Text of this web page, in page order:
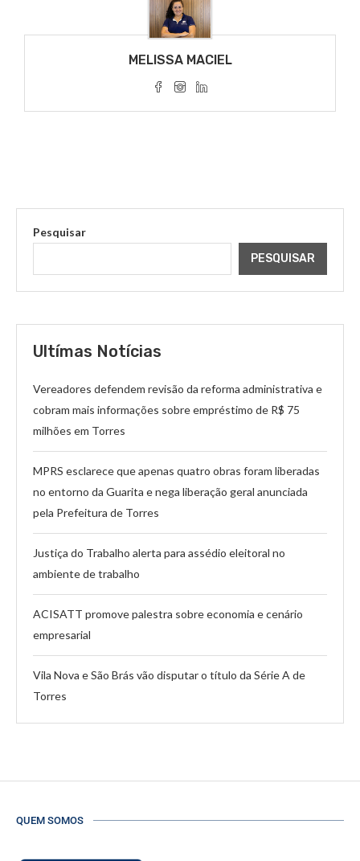
MELISSA MACIEL
Pesquisar
PESQUISAR
Ultímas Notícias
Vereadores defendem revisão da reforma administrativa e
cobram mais informações sobre empréstimo de R$ 75
milhões em Torres
MPRS esclarece que apenas quatro obras foram liberadas
no entorno da Guarita e nega liberação geral anunciada
pela Prefeitura de Torres
Justiça do Trabalho alerta para assédio eleitoral no
ambiente de trabalho
ACISATT promove palestra sobre economia e cenário
empresarial
Vila Nova e São Brás vão disputar o título da Série A de
Torres
QUEM SOMOS